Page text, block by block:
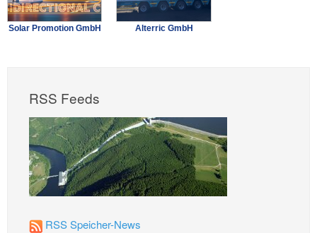
Solar Promotion GmbH Alterric GmbH
RSS Feeds
RSS Speicher-News